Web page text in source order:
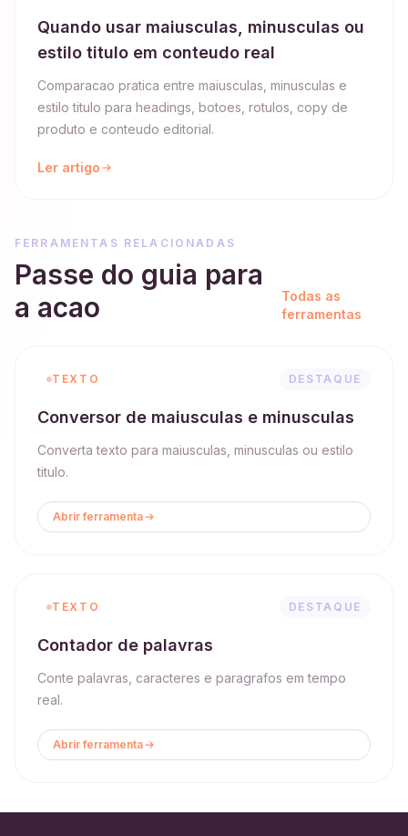
Quando usar maiusculas, minusculas ou
estilo titulo em conteudo real
Comparacao pratica entre maiusculas, minusculas e
estilo titulo para headings, botoes, rotulos, copy de
produto e conteudo editorial.
Ler artigo
FERRAMENTAS RELACIONADAS
Passe do guia para
a acao
Todas as
ferramentas
TEXTO DESTAQUE
Conversor de maiusculas e minusculas
Converta texto para maiusculas, minusculas ou estilo
titulo.
Abrir ferramenta
TEXTO DESTAQUE
Contador de palavras
Conte palavras, caracteres e paragrafos em tempo
real.
Abrir ferramenta